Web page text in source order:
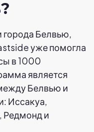
Белвью,
уже помогла
в 1000
является
Белвью и
Иссакуа,
Редмонд и